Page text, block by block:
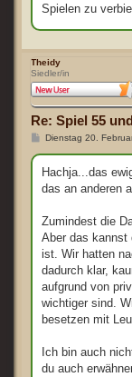
a
Spielen zu
Theidy
Siedler/in
Re: Spiel 55
B
i
t
a
Dienstag 20.
Hachja...das
das an anderen
Zumindest die
Aber das kannst
ist. Wir hatten
dadurch klar,
aufgrund von
wichtiger sind.
besetzen mit
Ich bin auch
du auch